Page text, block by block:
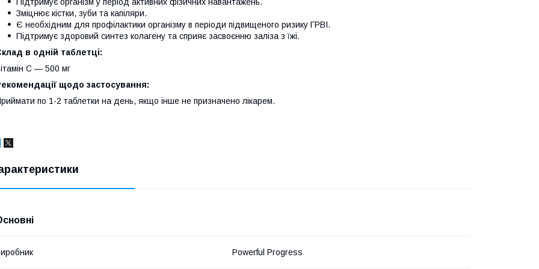
Підтримує організм у період активних фізичних навантажень.
Зміцнює кістки, зуби та капіляри.
Є необхідним для профілактики організму в періоди підвищеного ризику ГРВІ.
Підтримує здоровий синтез колагену та сприяє засвоєнню заліза з їжі.
в одній таблетці:
С — 500 мг
щодо застосування:
по 1-2 таблетки на день, якщо інше не призначено лікарем.
Powerful Progress